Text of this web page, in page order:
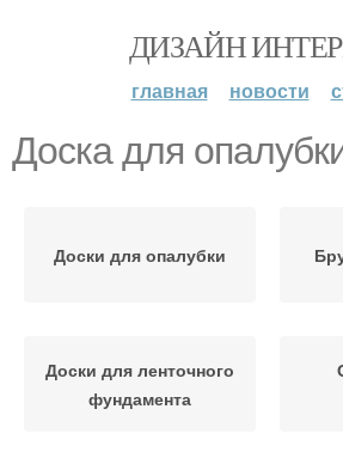
ДИЗАЙН
главная новости
Доска для
Доски для опалубки
Доски для ленточного
фундамента